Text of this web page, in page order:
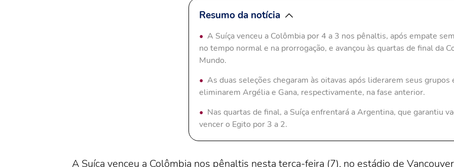
Resumo da notícia
A Suíça venceu a Colômbia por 4 a 3 nos pênaltis, após empate
no tempo normal e na prorrogação, e avançou às quartas de final da
Mundo.
As duas seleções chegaram às oitavas após liderarem seus grupos
eliminarem Argélia e Gana, respectivamente, na fase anterior.
Nas quartas de final, a Suíça enfrentará a Argentina, que garantiu
vencer o Egito por 3 a 2.
A Suíça venceu a Colômbia nos pênaltis nesta terça-feira (7), no estádio de